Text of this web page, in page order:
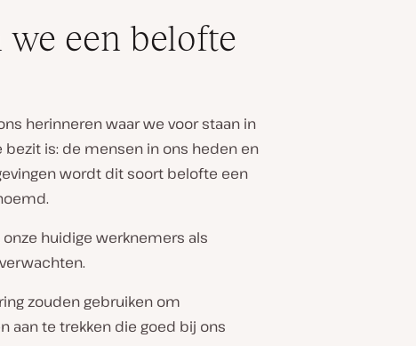
we een belofte
herinneren waar we voor staan in
is: de mensen in ons heden en
wordt dit soort belofte een
huidige werknemers als
zouden gebruiken om
aan te trekken die goed bij ons